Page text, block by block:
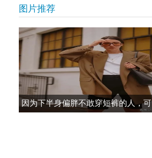
图片推荐
因为下半身偏胖不敢穿短裤的人，可